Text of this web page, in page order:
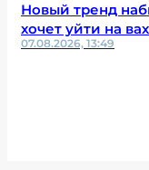
Новый тренд
хочет уйти на
07.08.2026, 13:49